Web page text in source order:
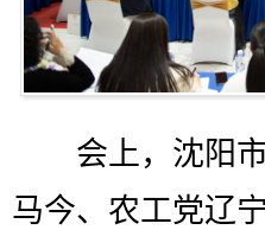
会上，沈阳市
马今、农工党辽